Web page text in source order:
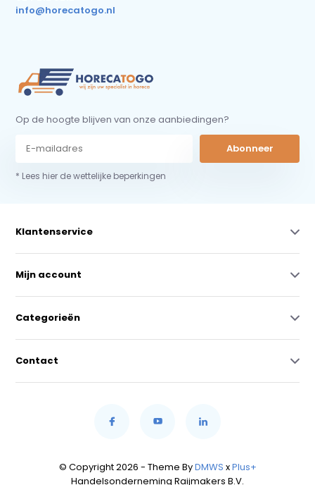
info@horecatogo.nl
Op de hoogte blijven van onze aanbiedingen?
Abonneer
* Lees hier de wettelijke beperkingen
Klantenservice
Mijn account
Categorieën
Contact
© Copyright 2026 - Theme ByDMWS xPlus+
Handelsonderneming Raijmakers B.V.